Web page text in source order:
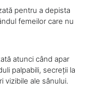
pentru a depista
femeilor care nu
atunci când apar
palpabili, secreții la
vizibile ale sânului.